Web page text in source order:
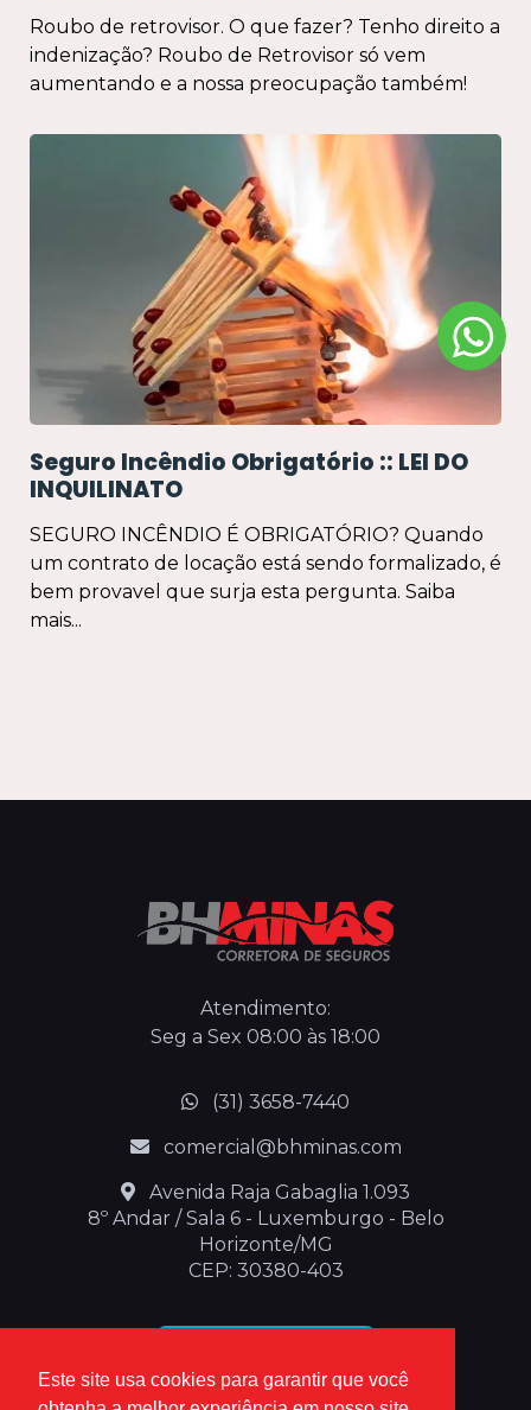
Este site usa cookies para garantir que você
Roubo de retrovisor. O que fazer? Tenho direito a
indenização? Roubo de Retrovisor só vem
aumentando e a nossa preocupação também!
Seguro Incêndio Obrigatório :: LEI DO
INQUILINATO
SEGURO INCÊNDIO É OBRIGATÓRIO? Quando
um contrato de locação está sendo formalizado, é
bem provavel que surja esta pergunta. Saiba
mais...
Atendimento:
Seg a Sex 08:00 às 18:00
(31) 3658-7440
comercial@bhminas.com
Avenida Raja Gabaglia 1.093
8º Andar / Sala 6 - Luxemburgo - Belo
Horizonte/MG
CEP: 30380-403